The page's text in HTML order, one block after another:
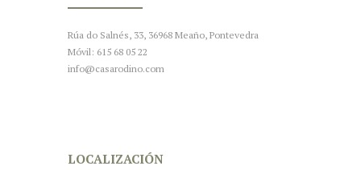
Rúa do Salnés, 33, 36968 Meaño, Pontevedra
Móvil: 615 68 05 22
info@casarodino.com
LOCALIZACIÓN